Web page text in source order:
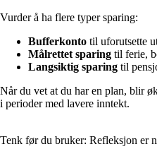
Vurder å ha flere typer sparing:
Bufferkonto til uforutsette
Målrettet sparing til ferie,
Langsiktig sparing til
Når du vet at du har en plan, blir
i perioder med lavere inntekt.
Tenk før du bruker: Refleksjon er